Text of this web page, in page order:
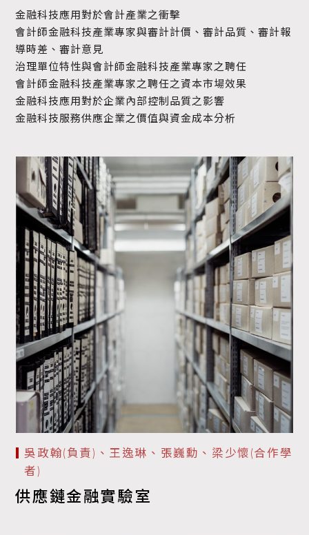
金融科技應用對於會計產業之衝擊
會計師金融科技產業專家與審計計價、審計品質、審計報
導時差、審計意見
治理單位特性與會計師金融科技產業專家之聘任
會計師金融科技產業專家之聘任之資本市場效果
金融科技應用對於企業內部控制品質之影響
金融科技服務供應企業之價值與資金成本分析
吳政翰(負責)、王逸琳、張巍勳、梁少懷(合作學
者)
供應鏈金融實驗室